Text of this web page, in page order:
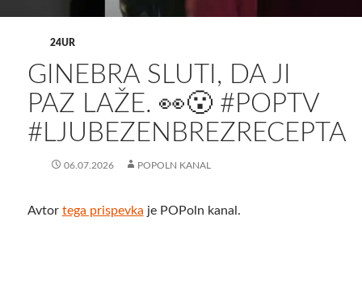
24UR
GINEBRA SLUTI, DA JI
PAZ LAŽE. 👀😮 #POPTV
#LJUBEZENBREZRECEPTA
06.07.2026 POPOLN KANAL
Avtor tega prispevka je POPoln kanal.